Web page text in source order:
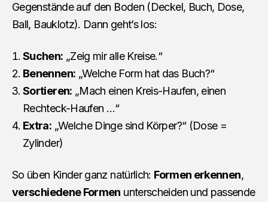
Gegenstände auf den Boden (Deckel, Buch, Dose,
Ball, Bauklotz). Dann geht’s los:
Suchen: „Zeig mir alle Kreise.“
Benennen: „Welche Form hat das Buch?“
Sortieren: „Mach einen Kreis-Haufen, einen
Rechteck-Haufen …“
Extra: „Welche Dinge sind Körper?“ (Dose =
Zylinder)
So üben Kinder ganz natürlich: Formen erkennen,
verschiedene Formen unterscheiden und passende